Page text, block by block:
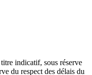
indicatif, sous réserve
du respect des délais du